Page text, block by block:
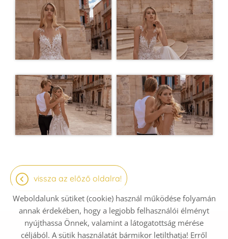
vissza az előző oldalra!
Oldal információk Adatkezelési tájékoztató
Weboldalunk sütiket (cookie) használ működése folyamán
annak érdekében, hogy a legjobb felhasználói élményt
nyújthassa Önnek, valamint a látogatottság mérése
céljából. A sütik használatát bármikor letilthatja! Erről